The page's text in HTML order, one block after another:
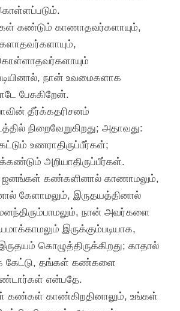
கண்டும் காணாதவர்களாயும்,
நான் உவமைகளாக
பேசுகிறேன்.
தீர்க்கதரிசனம்
நிறைவேறுகிறது; அதாவது:
உணராதிருப்பீர்கள்;
அறியாதிருப்பீர்கள்.
ஜனங்கள் கண்களினால் காணாமலும்,
கேளாமலும், இருதயத்தினால்
நான் அவர்களை
இருக்கும்படியாக,
கொழுத்திருக்கிறது; காதால்
கேட்டு, தங்கள் கண்களை
என்பதே.
கண்கள் காண்கிறதினாலும், உங்கள்